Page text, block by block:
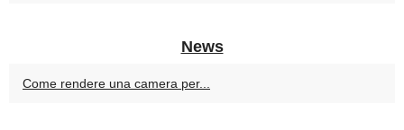
News
Come rendere una camera per...